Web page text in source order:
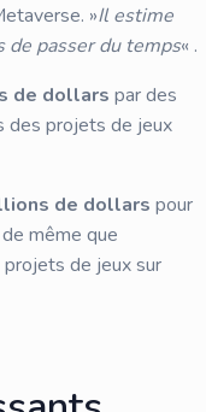
»Il estime
de passer du temps« .
de dollars par des
des projets de jeux
de dollars pour
même que
projets de jeux sur